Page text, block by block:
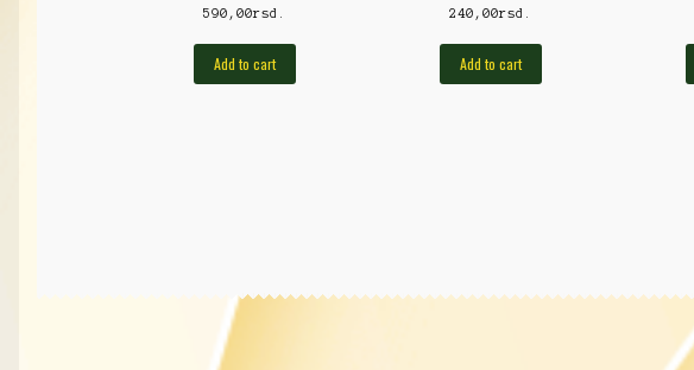
590,00rsd.
Add to cart
240,00rsd.
Add to cart